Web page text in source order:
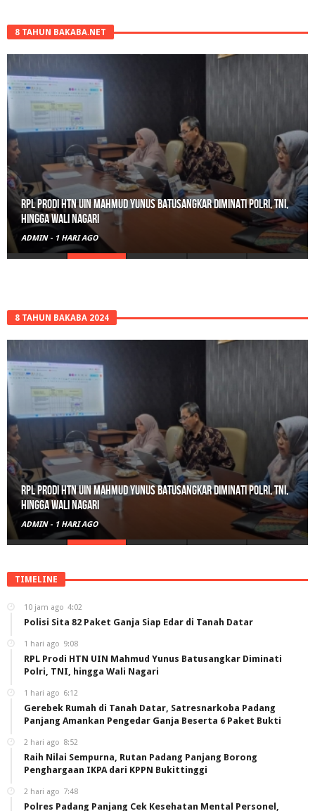
8 TAHUN BAKABA.NET
RPL Prodi HTN UIN Mahmud Yunus Batusangkar Diminati Polri, TNI,
hingga Wali Nagari
ADMIN - 1 HARI AGO
8 TAHUN BAKABA 2024
RPL Prodi HTN UIN Mahmud Yunus Batusangkar Diminati Polri, TNI,
hingga Wali Nagari
ADMIN - 1 HARI AGO
TIMELINE
10 jam ago 4:02
Polisi Sita 82 Paket Ganja Siap Edar di Tanah Datar
1 hari ago 9:08
RPL Prodi HTN UIN Mahmud Yunus Batusangkar Diminati
Polri, TNI, hingga Wali Nagari
1 hari ago 6:12
Gerebek Rumah di Tanah Datar, Satresnarkoba Padang
Panjang Amankan Pengedar Ganja Beserta 6 Paket Bukti
2 hari ago 8:52
Raih Nilai Sempurna, Rutan Padang Panjang Borong
Penghargaan IKPA dari KPPN Bukittinggi
2 hari ago 7:48
Polres Padang Panjang Cek Kesehatan Mental Personel,